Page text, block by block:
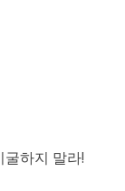
하지 말라!